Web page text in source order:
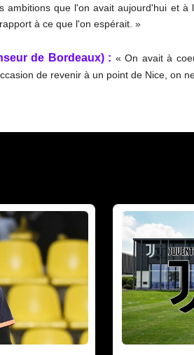
ambitions que l'on avait aujourd'hui et
à ce que l'on espérait. »
de Bordeaux) : « On avait à
de revenir à un point de Nice, on